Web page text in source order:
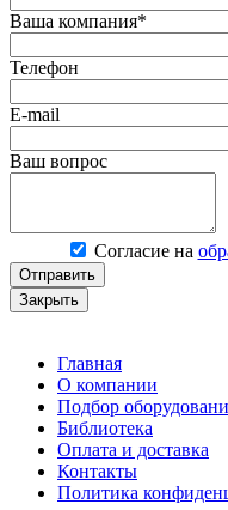
Ваша компания*
Телефон
E-mail
Ваш вопрос
Согласие на
Отправить
Закрыть
Главная
О компании
Подбор
Библиотека
Оплата и доставка
Контакты
Политика